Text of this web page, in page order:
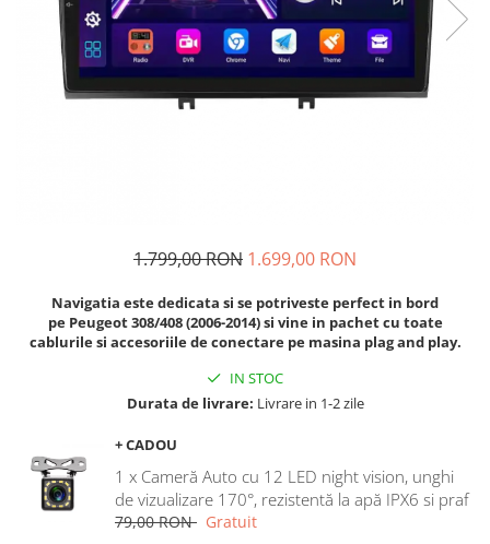
Navigatii BMW
Navigatii Mercedes
Navigatii Fiat
Navigatii Volvo
Navigatii KIA
Navigatii Renault
Navigatii Smart
Navigatii Honda
Navigatii Jeep
Navigatii Porsche
1.799,00 RON 1.699,00 RON
Navigatia este dedicata si se potriveste perfect in bord
pe Peugeot 308/408 (2006-2014) si vine in pachet cu toate
cablurile si accesoriile de conectare pe masina plag and play.
IN STOC
Durata de livrare: Livrare in 1-2 zile
+ CADOU
1 x Cameră Auto cu 12 LED night vision, unghi
de vizualizare 170°, rezistentă la apă IPX6 si praf
79,00 RON Gratuit